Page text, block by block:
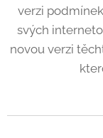
verzi
svých
novou verzi